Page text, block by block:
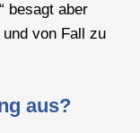
besagt aber
von Fall zu
aus?